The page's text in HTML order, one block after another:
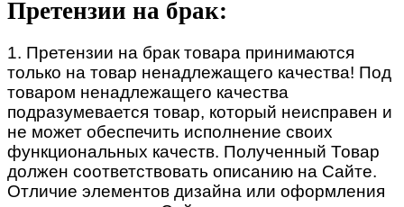
Претензии на брак:
1. Претензии на брак товара принимаются
только на товар ненадлежащего качества! Под
товаром ненадлежащего качества
подразумевается товар, который неисправен и
не может обеспечить исполнение своих
функциональных качеств. Полученный Товар
должен соответствовать описанию на Сайте.
Отличие элементов дизайна или оформления